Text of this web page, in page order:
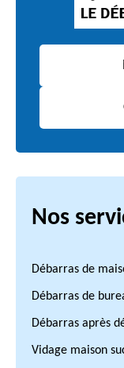
Nos
Débarras de
Débarras de
Débarras après
Vidage maison